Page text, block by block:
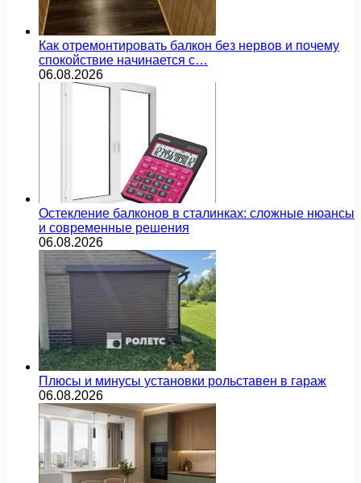
Как отремонтировать балкон без нервов и почему
спокойствие начинается с…
06.08.2026
Остекление балконов в сталинках: сложные нюансы
и современные решения
06.08.2026
Плюсы и минусы установки рольставен в гараж
06.08.2026